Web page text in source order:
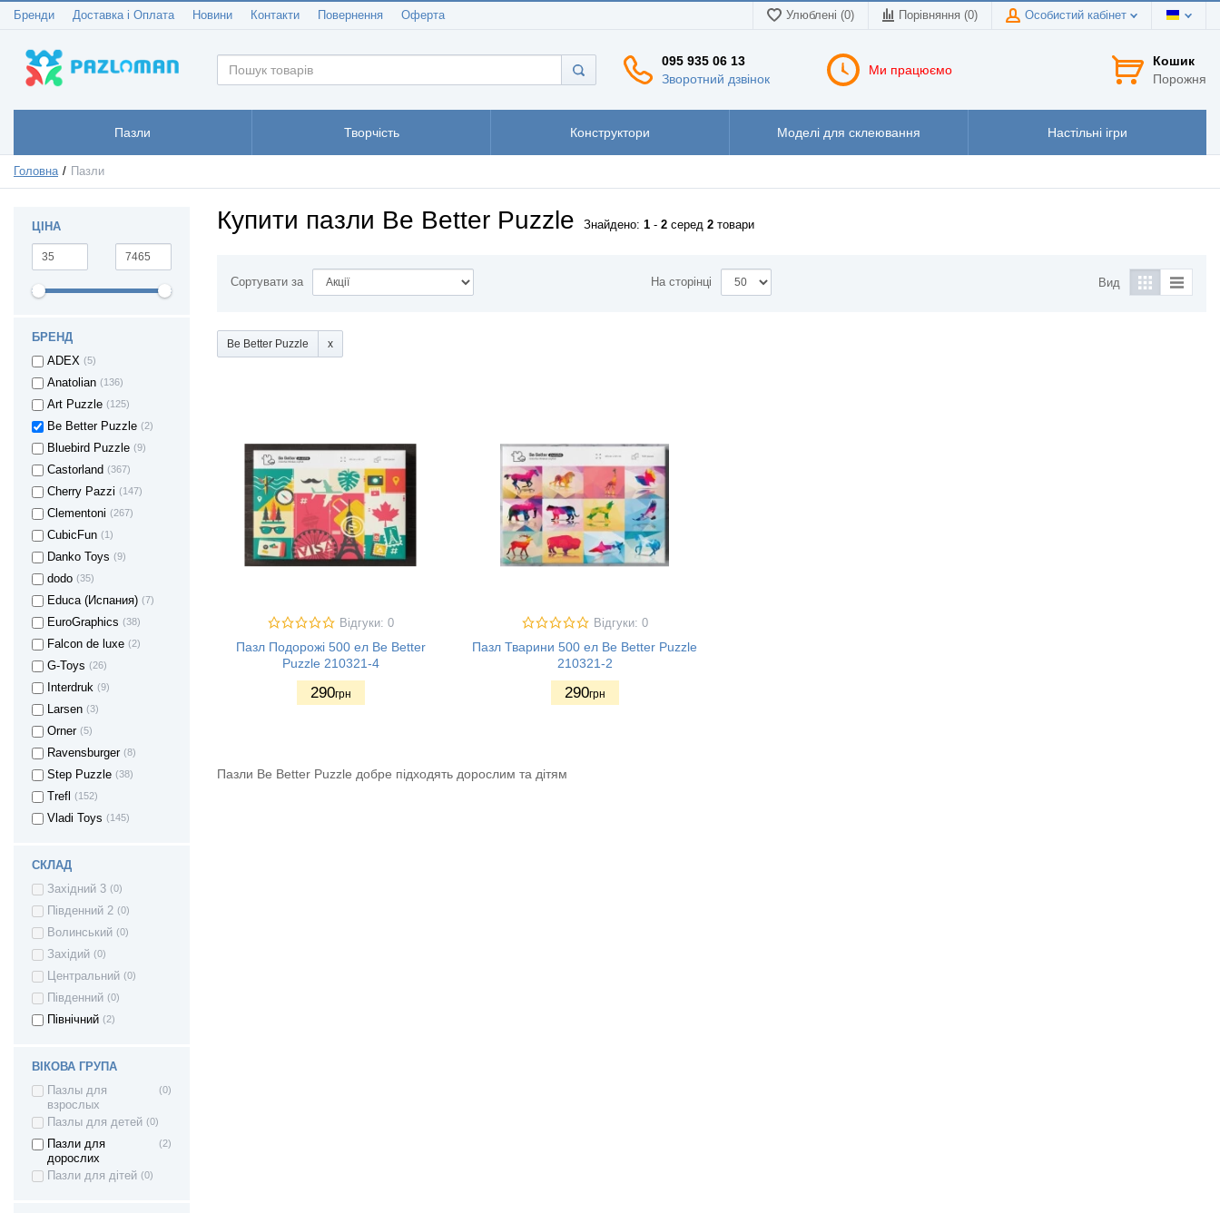
Бренди Доставка і Оплата Новини Контакти Повернення Оферта Улюблені (0) Порівняння (0) Особистий кабінет
095 935 06 13
Зворотний дзвінок
Ми працюємо
Кошик
Порожня
Пазли Творчість Конструктори Моделі для склеювання Настільні ігри
Головна Пазли
ЦІНА
БРЕНД
ADEX (5)
Anatolian (136)
Art Puzzle (125)
Be Better Puzzle (2)
Bluebird Puzzle (9)
Castorland (367)
Cherry Pazzi (147)
Clementoni (267)
CubicFun (1)
Danko Toys (9)
dodo (35)
Educa (Испания) (7)
EuroGraphics (38)
Falcon de luxe (2)
G-Toys (26)
Interdruk (9)
Larsen (3)
Orner (5)
Ravensburger (8)
Step Puzzle (38)
Trefl (152)
Vladi Toys (145)
СКЛАД
Західний 3 (0)
Південний 2 (0)
Волинський (0)
Західий (0)
Центральний (0)
Південний (0)
Північний (2)
ВІКОВА ГРУПА
Пазлы для
взрослых
(0)
Пазлы для детей (0)
Пазли для
дорослих
(2)
Пазли для дітей (0)
Купити пазли Be Better Puzzle Знайдено: 1 - 2 серед 2 товари
Сортувати за На сторінці Вид
Be Better Puzzle
Відгуки: 0
Пазл Подорожі 500 ел Be Better
Puzzle 210321-4
290грн
Відгуки: 0
Пазл Тварини 500 ел Be Better Puzzle
210321-2
290грн
Пазли Be Better Puzzle добре підходять дорослим та дітям